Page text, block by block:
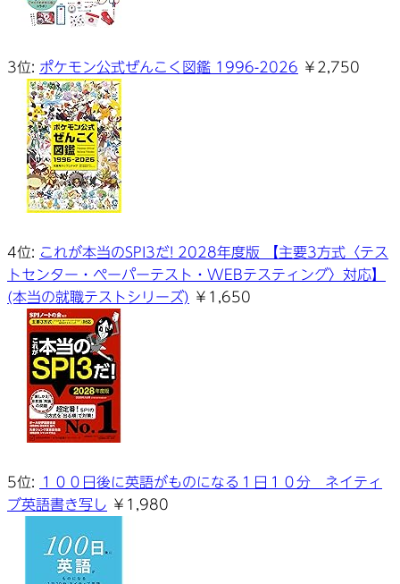
3位: ポケモン公式ぜんこく図鑑 1996-2026 ￥2,750
4位: これが本当のSPI3だ! 2028年度版 【主要3方式〈テス
トセンター・ペーパーテスト・WEBテスティング〉対応】
(本当の就職テストシリーズ) ￥1,650
5位:
１００日後に英語がものになる１日１０分 ネイティ
ブ英語書き写し ￥1,980